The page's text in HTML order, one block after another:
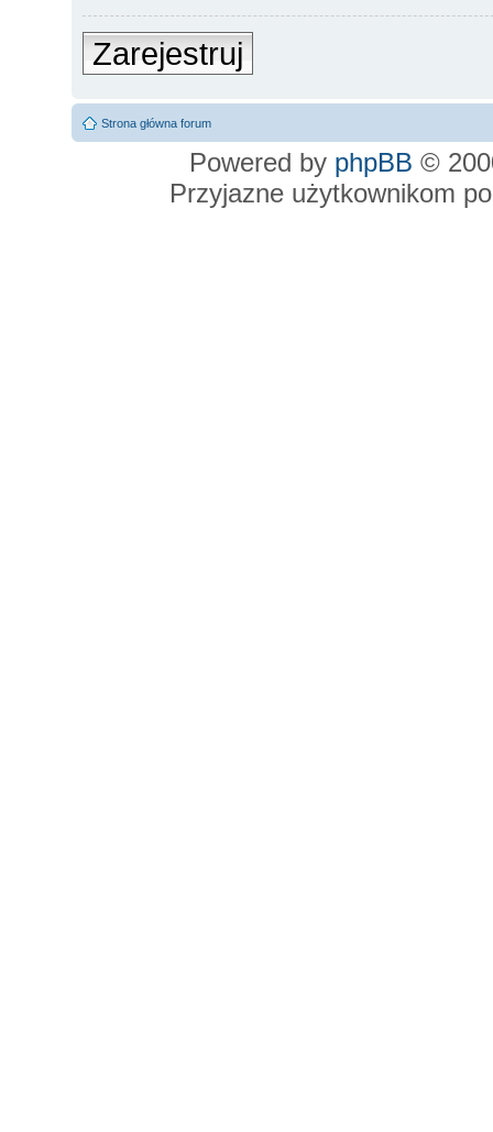
Zarejestruj
Strona główna forum
Powered by phpBB ©
Przyjazne użytkownikom